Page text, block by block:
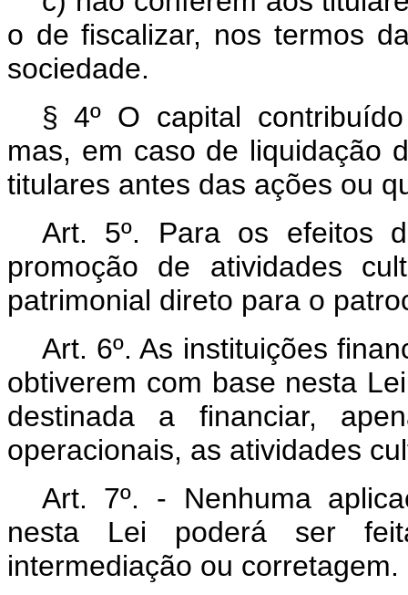
o de fiscalizar, nos termos
sociedade.
§ 4º O capital
mas, em caso de liquidação
titulares antes das ações ou
Art. 5º. Para os efeitos
promoção de atividades
patrimonial direto para o
Art. 6º. As instituições
obtiverem com base nesta
destinada a financiar,
operacionais, as atividades
Art. 7º. - Nenhuma
nesta Lei poderá ser
intermediação ou corretagem.